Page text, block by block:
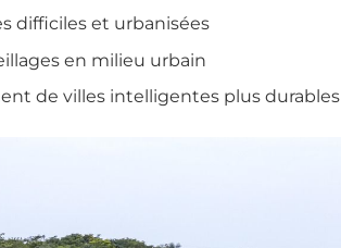
difficiles et urbanisées
en milieu urbain
de villes intelligentes plus durables